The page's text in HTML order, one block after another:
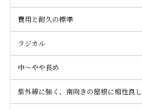
費用と耐久の標準
ラジカル
中～やや長め
紫外線に強く、南向きの屋根に相性良し